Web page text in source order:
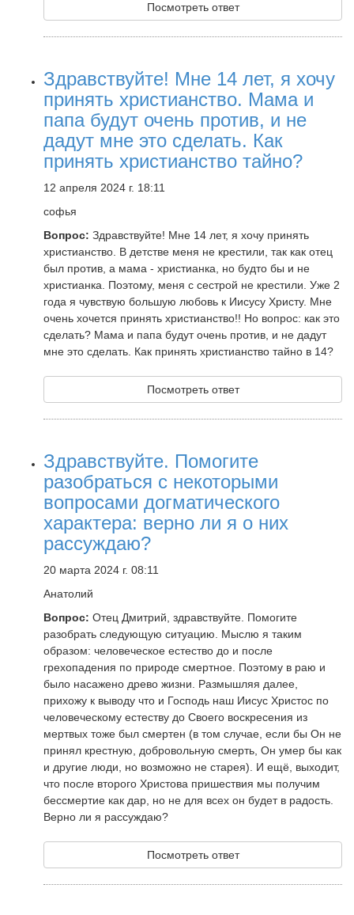
Посмотреть ответ
Здравствуйте! Мне 14 лет, я хочу
принять христианство. Мама и
папа будут очень против, и не
дадут мне это сделать. Как
принять христианство тайно?
12 апреля 2024 г. 18:11
софья
Вопрос: Здравствуйте! Мне 14 лет, я хочу принять
христианство. В детстве меня не крестили, так как отец
был против, а мама - христианка, но будто бы и не
христианка. Поэтому, меня с сестрой не крестили. Уже 2
года я чувствую большую любовь к Иисусу Христу. Мне
очень хочется принять христианство!! Но вопрос: как это
сделать? Мама и папа будут очень против, и не дадут
мне это сделать. Как принять христианство тайно в 14?
Посмотреть ответ
Здравствуйте. Помогите
разобраться с некоторыми
вопросами догматического
характера: верно ли я о них
рассуждаю?
20 марта 2024 г. 08:11
Анатолий
Вопрос: Отец Дмитрий, здравствуйте. Помогите
разобрать следующую ситуацию. Мыслю я таким
образом: человеческое естество до и после
грехопадения по природе смертное. Поэтому в раю и
было насажено древо жизни. Размышляя далее,
прихожу к выводу что и Господь наш Иисус Христос по
человеческому естеству до Своего воскресения из
мертвых тоже был смертен (в том случае, если бы Он не
принял крестную, добровольную смерть, Он умер бы как
и другие люди, но возможно не старея). И ещё, выходит,
что после второго Христова пришествия мы получим
бессмертие как дар, но не для всех он будет в радость.
Верно ли я рассуждаю?
Посмотреть ответ